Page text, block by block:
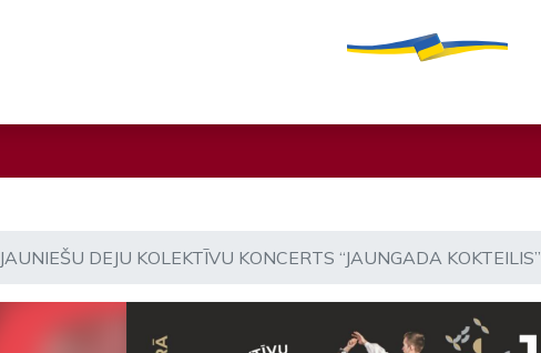
JAUNIEŠU DEJU KOLEKTĪVU KONCERTS “JAUNGADA KOKTEILIS”